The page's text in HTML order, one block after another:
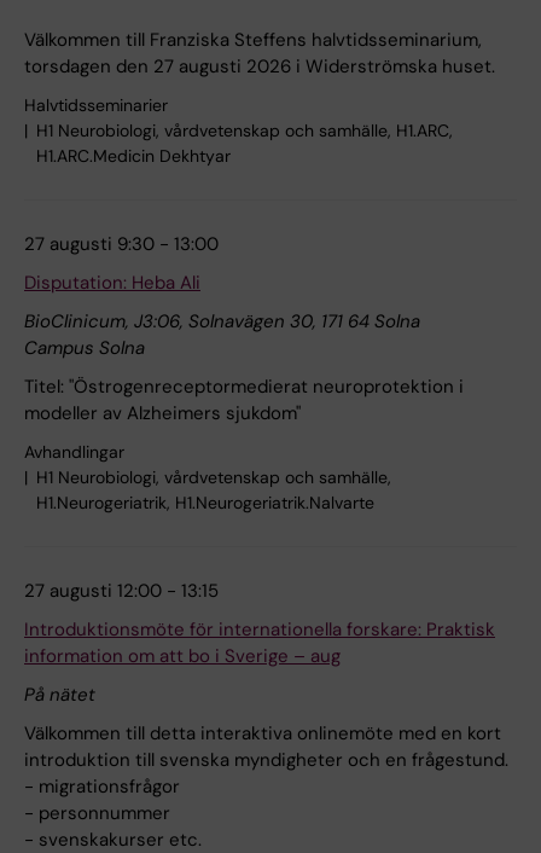
Välkommen till Franziska Steffens halvtidsseminarium,
torsdagen den 27 augusti 2026 i Widerströmska huset.
Halvtidsseminarier
H1 Neurobiologi, vårdvetenskap och samhälle, H1.ARC,
H1.ARC.Medicin Dekhtyar
27 augusti 9:30 - 13:00
Disputation: Heba Ali
BioClinicum, J3:06, Solnavägen 30, 171 64 Solna
Campus Solna
Titel: "Östrogenreceptormedierat neuroprotektion i
modeller av Alzheimers sjukdom"
Avhandlingar
H1 Neurobiologi, vårdvetenskap och samhälle,
H1.Neurogeriatrik, H1.Neurogeriatrik.Nalvarte
27 augusti 12:00 - 13:15
Introduktionsmöte för internationella forskare: Praktisk
information om att bo i Sverige – aug
På nätet
Välkommen till detta interaktiva onlinemöte med en kort
introduktion till svenska myndigheter och en frågestund.
- migrationsfrågor
- personnummer
- svenskakurser etc.